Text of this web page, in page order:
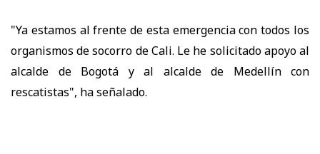
"Ya estamos al frente de esta emergencia con todos los
organismos de socorro de Cali. Le he solicitado apoyo al
alcalde de Bogotá y al alcalde de Medellín con
rescatistas", ha señalado.